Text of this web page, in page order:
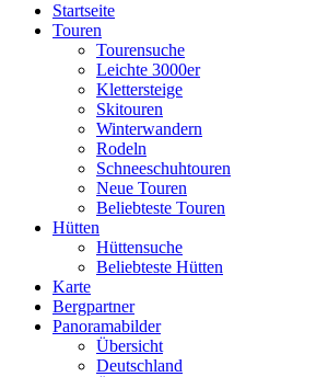
Startseite
Touren
Tourensuche
Leichte 3000er
Klettersteige
Skitouren
Winterwandern
Rodeln
Schneeschuhtouren
Neue Touren
Beliebteste Touren
Hütten
Hüttensuche
Beliebteste Hütten
Karte
Bergpartner
Panoramabilder
Übersicht
Deutschland